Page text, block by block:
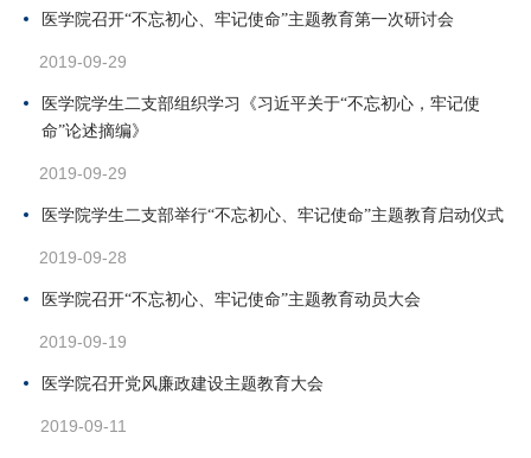
医学院召开“不忘初心、牢记使命”主题教育第一次研讨会
2019-09-29
医学院学生二支部组织学习《习近平关于“不忘初心，牢记使
命”论述摘编》
2019-09-29
医学院学生二支部举行“不忘初心、牢记使命”主题教育启动仪式
2019-09-28
医学院召开“不忘初心、牢记使命”主题教育动员大会
2019-09-19
医学院召开党风廉政建设主题教育大会
2019-09-11